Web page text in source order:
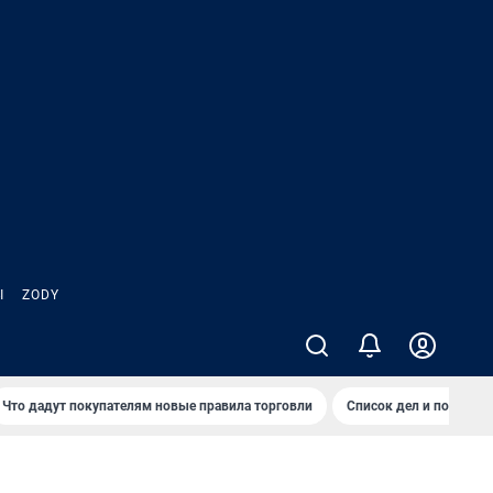
ZODY
Что дадут покупателям новые правила торговли Список дел и покупок